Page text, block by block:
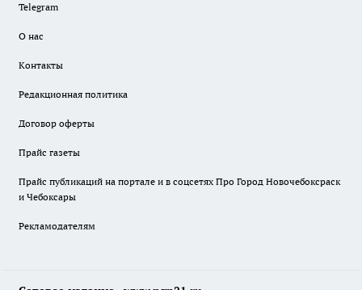
Telegram
О нас
Контакты
Редакционная политика
Договор оферты
Прайс газеты
Прайс публикаций на портале и в соцсетях Про Город Новочебоксраск
и Чебоксары
Рекламодателям